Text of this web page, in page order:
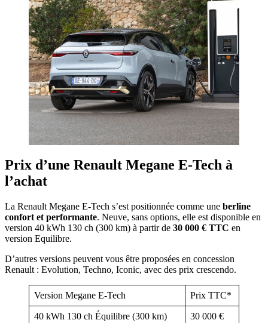
Prix d’une Renault Megane E-Tech à
l’achat
La Renault Megane E-Tech s’est positionnée comme une berline
confort et performante. Neuve, sans options, elle est disponible en
version 40 kWh 130 ch (300 km) à partir de 30 000 € TTC en
version Equilibre.
D’autres versions peuvent vous être proposées en concession
Renault : Evolution, Techno, Iconic, avec des prix crescendo.
Version Megane E-Tech Prix TTC*
40 kWh 130 ch Équilibre (300 km) 30 000 €